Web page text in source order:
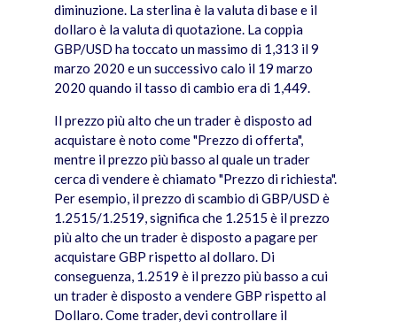
diminuzione. La sterlina è la valuta di base e il
dollaro è la valuta di quotazione. La coppia
GBP/USD ha toccato un massimo di 1,313 il 9
marzo 2020 e un successivo calo il 19 marzo
2020 quando il tasso di cambio era di 1,449.
Il prezzo più alto che un trader è disposto ad
acquistare è noto come "Prezzo di offerta",
mentre il prezzo più basso al quale un trader
cerca di vendere è chiamato "Prezzo di richiesta".
Per esempio, il prezzo di scambio di GBP/USD è
1.2515/1.2519, significa che 1.2515 è il prezzo
più alto che un trader è disposto a pagare per
acquistare GBP rispetto al dollaro. Di
conseguenza, 1.2519 è il prezzo più basso a cui
un trader è disposto a vendere GBP rispetto al
Dollaro. Come trader, devi controllare il